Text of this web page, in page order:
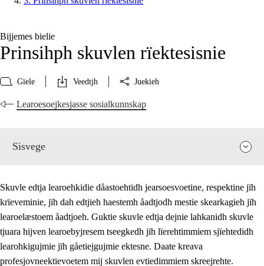
Bijjemes bielie
Prinsihph skuvlen rïektesisnie
Gïele Veedtjh Juekieh
Learoesoejkesjasse sosialkunnskap
Sisvege
Skuvle edtja learoehkidie dåastoehtidh jearsoesvoetine, respektine jïh
krïeveminie, jïh dah edtjieh haestemh åadtjodh mestie skearkagieh jïh
learoelæstoem åadtjoeh. Guktie skuvle edtja dejnie lahkanidh skuvle
tjuara hijven learoebyjresem tseegkedh jïh lïerehtimmiem sjïehtedidh
learohkigujmie jïh gåetiejgujmie ektesne. Daate kreava
profesjovneektievoetem mij skuvlen evtiedimmiem skreejrehte.